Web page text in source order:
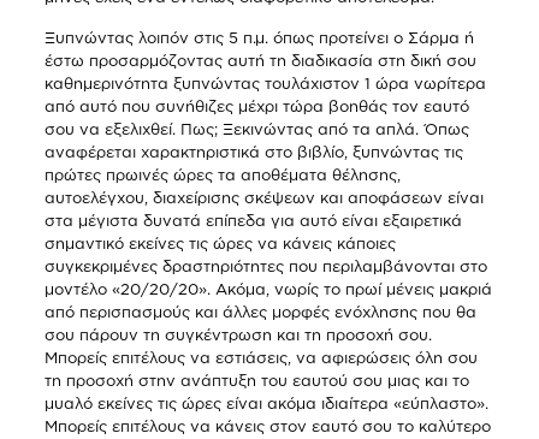
Ξυπνώντας λοιπόν στις 5 π.μ. όπως προτείνει ο Σάρμα ή
έστω προσαρμόζοντας αυτή τη διαδικασία στη δική σου
καθημερινότητα ξυπνώντας τουλάχιστον 1 ώρα νωρίτερα
από αυτό που συνήθιζες μέχρι τώρα βοηθάς τον εαυτό
σου να εξελιχθεί. Πως; Ξεκινώντας από τα απλά. Όπως
αναφέρεται χαρακτηριστικά στο βιβλίο, ξυπνώντας τις
πρώτες πρωινές ώρες τα αποθέματα θέλησης,
αυτοελέγχου, διαχείρισης σκέψεων και αποφάσεων είναι
στα μέγιστα δυνατά επίπεδα για αυτό είναι εξαιρετικά
σημαντικό εκείνες τις ώρες να κάνεις κάποιες
συγκεκριμένες δραστηριότητες που περιλαμβάνονται στο
μοντέλο «20/20/20». Ακόμα, νωρίς το πρωί μένεις μακριά
από περισπασμούς και άλλες μορφές ενόχλησης που θα
σου πάρουν τη συγκέντρωση και τη προσοχή σου.
Μπορείς επιτέλους να εστιάσεις, να αφιερώσεις όλη σου
τη προσοχή στην ανάπτυξη του εαυτού σου μιας και το
μυαλό εκείνες τις ώρες είναι ακόμα ιδιαίτερα «εύπλαστο».
Μπορείς επιτέλους να κάνεις στον εαυτό σου το καλύτερο